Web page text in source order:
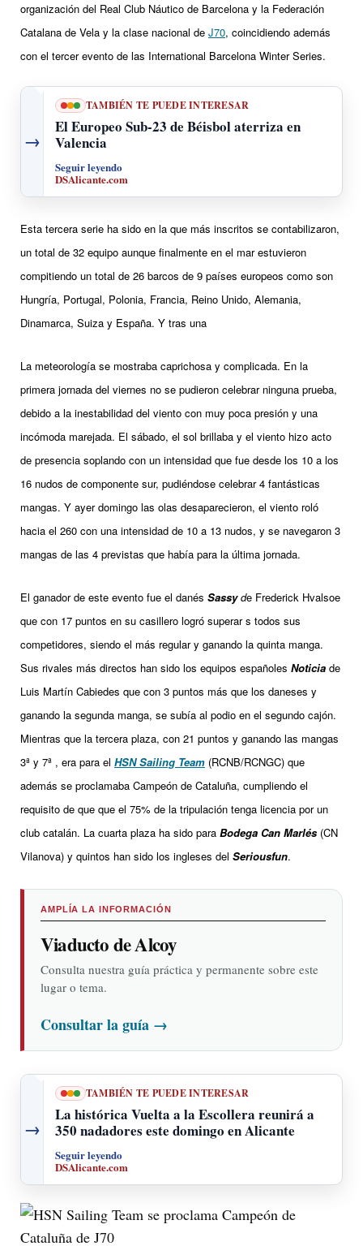
organización del Real Club Náutico de Barcelona y la Federación
Catalana de Vela y la clase nacional de J70, coincidiendo además
con el tercer evento de las International Barcelona Winter Series.
→
TAMBIÉN TE PUEDE INTERESAR
El Europeo Sub-23 de Béisbol aterriza en
Valencia
Seguir leyendo
DSAlicante.com
Esta tercera serie ha sido en la que más inscritos se contabilizaron,
un total de 32 equipo aunque finalmente en el mar estuvieron
compitiendo un total de 26 barcos de 9 países europeos como son
Hungría, Portugal, Polonia, Francia, Reino Unido, Alemania,
Dinamarca, Suiza y España. Y tras una
La meteorología se mostraba caprichosa y complicada. En la
primera jornada del viernes no se pudieron celebrar ninguna prueba,
debido a la inestabilidad del viento con muy poca presión y una
incómoda marejada. El sábado, el sol brillaba y el viento hizo acto
de presencia soplando con un intensidad que fue desde los 10 a los
16 nudos de componente sur, pudiéndose celebrar 4 fantásticas
mangas. Y ayer domingo las olas desaparecieron, el viento roló
hacia el 260 con una intensidad de 10 a 13 nudos, y se navegaron 3
mangas de las 4 previstas que había para la última jornada.
El ganador de este evento fue el danés Sassyde Frederick Hvalsoe
que con 17 puntos en su casillero logró superar s todos sus
competidores, siendo el más regular y ganando la quinta manga.
Sus rivales más directos han sido los equipos españoles Noticia de
Luis Martín Cabiedes que con 3 puntos más que los daneses y
ganando la segunda manga, se subía al podio en el segundo cajón.
Mientras que la tercera plaza, con 21 puntos y ganando las mangas
3ª y 7ª , era para el HSN Sailing Team (RCNB/RCNGC) que
además se proclamaba Campeón de Cataluña, cumpliendo el
requisito de que que el 75% de la tripulación tenga licencia por un
club catalán. La cuarta plaza ha sido para Bodega Can Marlés (CN
Vilanova) y quintos han sido los ingleses del Seriousfun.
AMPLÍA LA INFORMACIÓN
Viaducto de Alcoy
Consulta nuestra guía práctica y permanente sobre este
lugar o tema.
Consultar la guía →
→
TAMBIÉN TE PUEDE INTERESAR
La histórica Vuelta a la Escollera reunirá a
350 nadadores este domingo en Alicante
Seguir leyendo
DSAlicante.com